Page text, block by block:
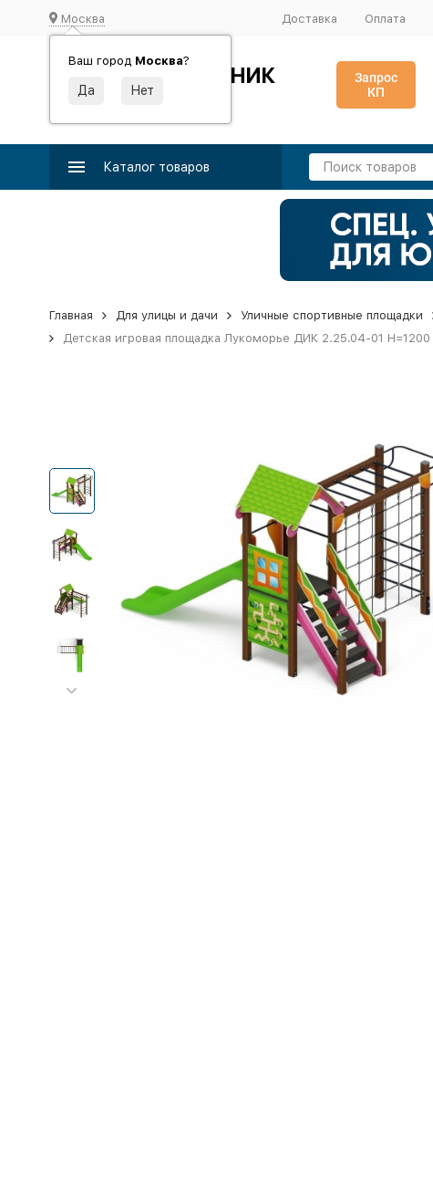
Москва
Ваш город Москва?
Доставка Оплата
ИДЕАЛЬНЫЙ ТУРНИК
Производство и поставка спортивного оборудования
Запрос
КП
Каталог товаров
Главная Для улицы и дачи Уличные спортивные площадки
Детская игровая площадка Лукоморье ДИК 2.25.04-01 H=1200